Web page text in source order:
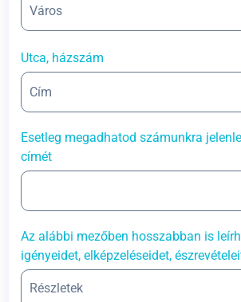
Utca, házszám
Esetleg megadhatod számunkra
címét
Az alábbi mezőben hosszabban is
igényeidet, elképzeléseidet,